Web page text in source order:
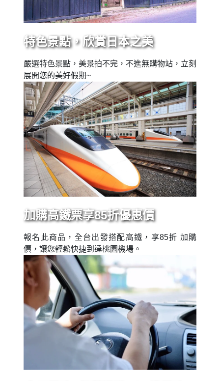
特色景點，欣賞日本之美
嚴選特色景點，美景拍不完，不進無購物站，立刻
展開您的美好假期~
加購高鐵票享85折優惠價
報名此商品，全台出發搭配高鐵，享85折 加購
價，讓您輕鬆快捷到達桃園機場。